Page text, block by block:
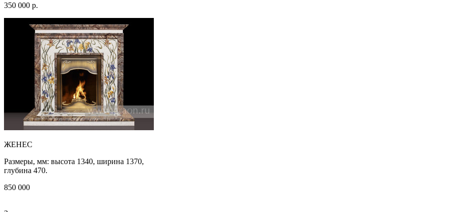
350 000 р.
ЖЕНЕС
Размеры, мм: высота 1340, ширина 1370,
глубина 470.
850 000